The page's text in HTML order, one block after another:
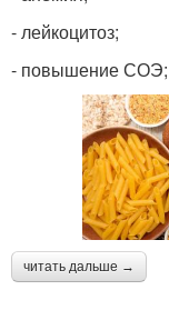
- лейкоцитоз;
- повышение СОЭ;
читать дальше →